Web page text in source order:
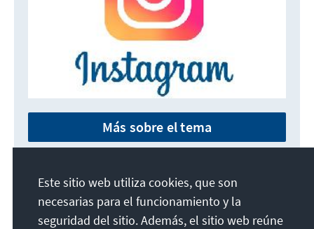
Más sobre el tema
Este sitio web utiliza cookies, que son
necesarias para el funcionamiento y la
seguridad del sitio. Además, el sitio web reúne